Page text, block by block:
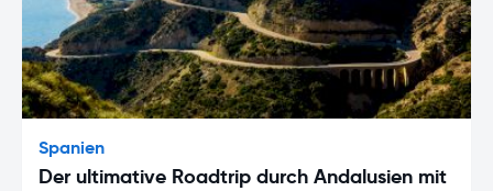
Spanien
Der ultimative Roadtrip durch Andalusien mit